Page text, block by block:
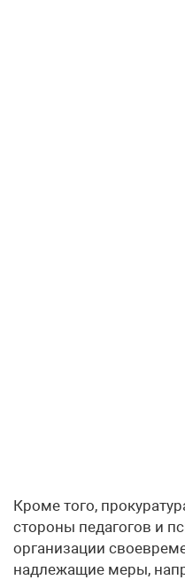
Кроме того,
стороны педагогов и
организации
надлежащие меры,